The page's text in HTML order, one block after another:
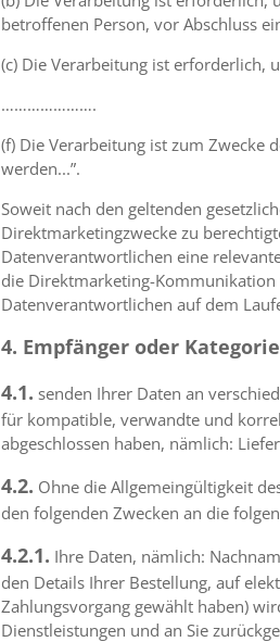
betroffenen Person, vor Abschluss
(c) Die Verarbeitung ist erforderlich,
………………….
(f) Die Verarbeitung ist zum
werden...”.
Soweit nach den geltenden
Direktmarketingzwecke zu
Datenverantwortlichen eine
die Direktmarketing-
Datenverantwortlichen auf dem
4. Empfänger oder
4.1. senden Ihrer Daten an
für kompatible, verwandte und
abgeschlossen haben, nämlich:
4.2. Ohne die Allgemeingültigkeit
den folgenden Zwecken an die
4.2.1. Ihre Daten, nämlich:
den Details Ihrer Bestellung, auf
Zahlungsvorgang gewählt haben)
Dienstleistungen und an Sie